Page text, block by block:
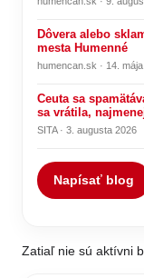
Dôvera alebo
mesta Humenné
humencan.sk · 14.
Ceuta sa
sa vrátila,
SITA · 3. augusta 2026
Napísať blog
Zatiaľ nie sú aktívni